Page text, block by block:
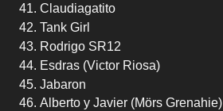
Claudiagatito
Tank Girl
Rodrigo SR12
Esdras (Victor Riosa)
Jabaron
Alberto y Javier (Mörs Grenahie)